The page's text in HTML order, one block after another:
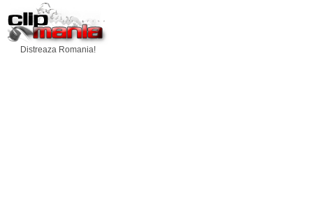
Distreaza Romania!